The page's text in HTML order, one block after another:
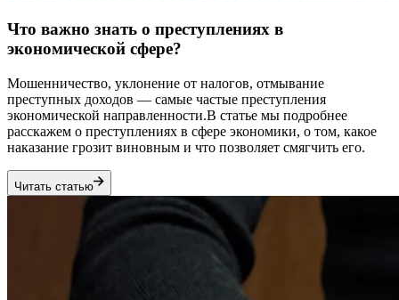
Что важно знать о преступлениях в
экономической сфере?
Мошенничество, уклонение от налогов, отмывание
преступных доходов — самые частые преступления
экономической направленности.В статье мы подробнее
расскажем о преступлениях в сфере экономики, о том, какое
наказание грозит виновным и что позволяет смягчить его.
Читать статью